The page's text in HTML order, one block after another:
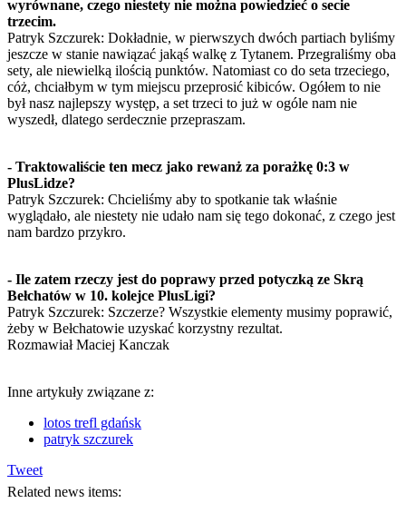
wyrównane, czego niestety nie można powiedzieć o secie
trzecim.
Patryk Szczurek: Dokładnie, w pierwszych dwóch partiach byliśmy
jeszcze w stanie nawiązać jakąś walkę z Tytanem. Przegraliśmy oba
sety, ale niewielką ilością punktów. Natomiast co do seta trzeciego,
cóż, chciałbym w tym miejscu przeprosić kibiców. Ogółem to nie
był nasz najlepszy występ, a set trzeci to już w ogóle nam nie
wyszedł, dlatego serdecznie przepraszam.
- Traktowaliście ten mecz jako rewanż za porażkę 0:3 w
PlusLidze?
Patryk Szczurek: Chcieliśmy aby to spotkanie tak właśnie
wyglądało, ale niestety nie udało nam się tego dokonać, z czego jest
nam bardzo przykro.
- Ile zatem rzeczy jest do poprawy przed potyczką ze Skrą
Bełchatów w 10. kolejce PlusLigi?
Patryk Szczurek: Szczerze? Wszystkie elementy musimy poprawić,
żeby w Bełchatowie uzyskać korzystny rezultat.
Rozmawiał Maciej Kanczak
Inne artykuły związane z:
lotos trefl gdańsk
patryk szczurek
Tweet
Related news items: